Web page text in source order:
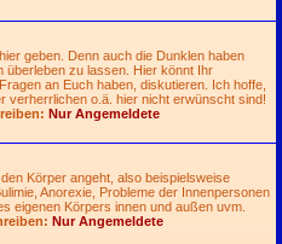
geben. Denn auch die Dunklen haben
überleben zu lassen. Hier könnt Ihr
an Euch haben, diskutieren. Ich hoffe,
verherrlichen o.ä. hier nicht erwünscht sind!
Nur Angemeldete
Körper angeht, also beispielsweise
Anorexie, Probleme der Innenpersonen
eigenen Körpers innen und außen uvm.
Nur Angemeldete